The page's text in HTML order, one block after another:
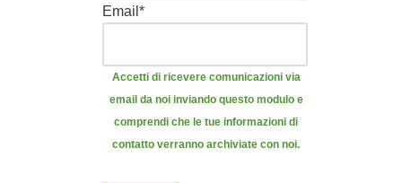
Email *
Accetti di ricevere comunicazioni via
email da noi inviando questo modulo e
comprendi che le tue informazioni di
contatto verranno archiviate con noi.